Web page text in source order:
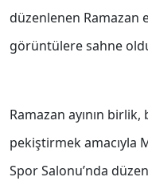
düzenlenen Ramazan
görüntülere sahne
Ramazan ayının
pekiştirmek amacıyla
Spor Salonu’nda